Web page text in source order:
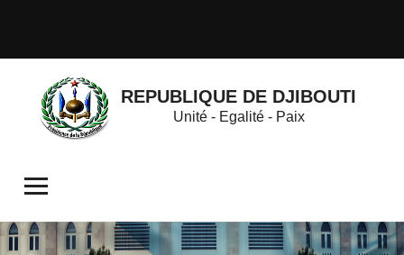
REPUBLIQUE DE DJIBOUTI
Unité - Egalité - Paix